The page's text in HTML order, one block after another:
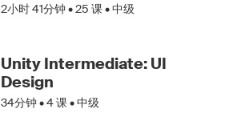
2小时 41分钟 •25 课 • 中级
Unity Intermediate: UI
Design
34分钟 •4课 • 中级